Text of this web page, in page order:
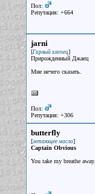
Пол:
Репутация: +664
jarni
[Гарный хлопец]
Прирожденный Джаец
Мне нечего сказать.
Пол:
Репутация: +306
butterfly
[летающее масло]
Captain Obvious
You take my breathe away..